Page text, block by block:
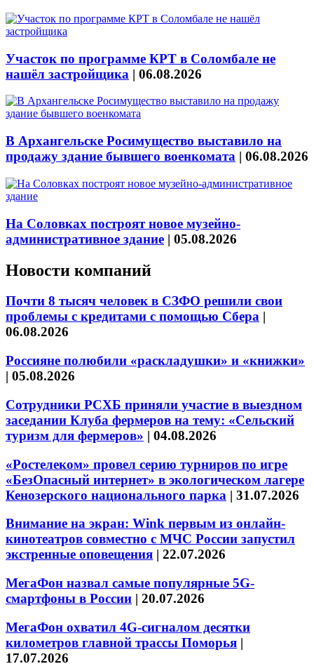
Участок по программе КРТ в Соломбале не
нашёл застройщика | 06.08.2026
В Архангельске Росимущество выставило на
продажу здание бывшего военкомата | 06.08.2026
На Соловках построят новое музейно-
административное здание | 05.08.2026
Новости компаний
Почти 8 тысяч человек в СЗФО решили свои
проблемы с кредитами с помощью Сбера |
06.08.2026
Россияне полюбили «раскладушки» и «книжки»
| 05.08.2026
Сотрудники РСХБ приняли участие в выездном
заседании Клуба фермеров на тему: «Сельский
туризм для фермеров» | 04.08.2026
«Ростелеком» провел серию турниров по игре
«БезОпасный интернет» в экологическом лагере
Кенозерского национального парка | 31.07.2026
Внимание на экран: Wink первым из онлайн-
кинотеатров совместно с МЧС России запустил
экстренные оповещения | 22.07.2026
МегаФон назвал самые популярные 5G-
смартфоны в России | 20.07.2026
МегаФон охватил 4G-сигналом десятки
километров главной трассы Поморья |
17.07.2026